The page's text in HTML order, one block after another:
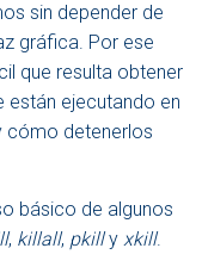
sin depender de
gráfica. Por ese
que resulta obtener
están ejecutando en
detenerlos
básico de algunos
, killall, pkilly xkill.